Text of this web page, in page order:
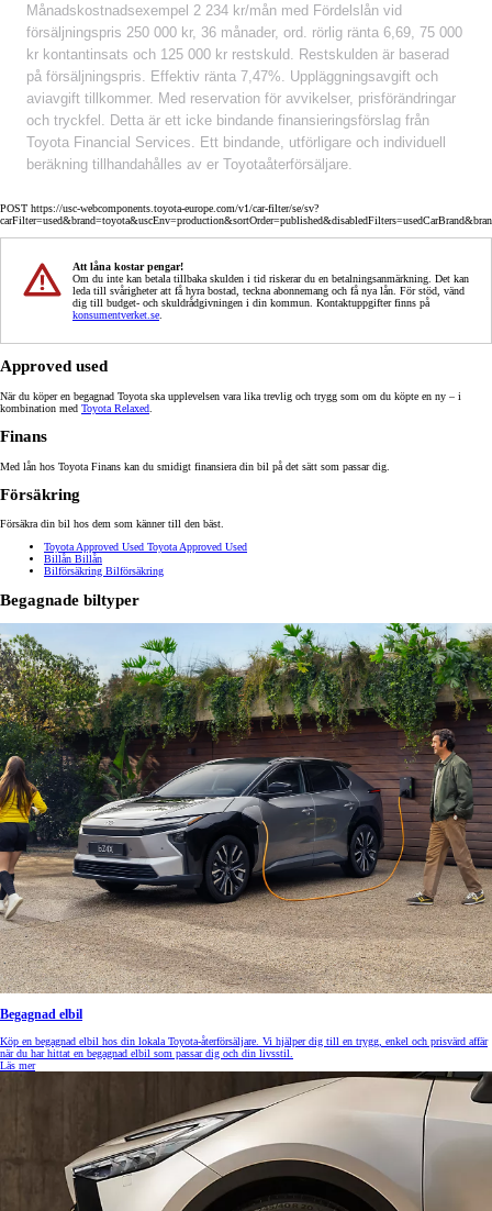
Månadskostnadsexempel 2 234 kr/mån med Fördelslån vid
försäljningspris 250 000 kr, 36 månader, ord. rörlig ränta 6,69, 75 000
kr kontantinsats och 125 000 kr restskuld. Restskulden är baserad
på försäljningspris. Effektiv ränta 7,47%. Uppläggningsavgift och
aviavgift tillkommer. Med reservation för avvikelser, prisförändringar
och tryckfel. Detta är ett icke bindande finansieringsförslag från
Toyota Financial Services. Ett bindande, utförligare och individuell
beräkning tillhandahålles av er Toyotaåterförsäljare.
POST https://usc-webcomponents.toyota-europe.com/v1/car-filter/se/sv?
Att låna kostar pengar!
Om du inte kan betala tillbaka skulden i tid riskerar du en betalningsanmärkning. Det kan
leda till svårigheter att få hyra bostad, teckna abonnemang och få nya lån. För stöd, vänd
dig till budget- och skuldrådgivningen i din kommun. Kontaktuppgifter finns på
konsumentverket.se
Approved used
När du köper en begagnad Toyota ska upplevelsen vara lika trevlig och trygg som om du köpte en ny – i
kombination med Toyota Relaxed
Finans
Med lån hos Toyota Finans kan du smidigt finansiera din bil på det sätt som passar dig.
Försäkring
Försäkra din bil hos dem som känner till den bäst.
Toyota Approved Used Toyota Approved Used
Billån Billån
Bilförsäkring Bilförsäkring
Begagnade biltyper
Begagnad elbil
Köp en begagnad elbil hos din lokala Toyota-återförsäljare. Vi hjälper dig till en trygg, enkel och prisvärd affär
när du har hittat en begagnad elbil som passar dig och din livsstil.
Läs mer